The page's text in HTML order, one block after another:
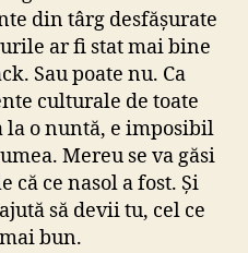
din târg desfășurate
ar fi stat mai bine
Sau poate nu. Ca
culturale de toate
la o nuntă, e imposibil
Mereu se va găsi
că ce nasol a fost. Și
să devii tu, cel ce
bun.